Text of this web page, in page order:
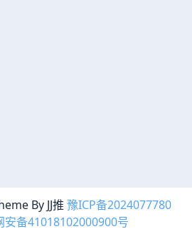
By JJ推 豫ICP备2024077780
安备41018102000900号